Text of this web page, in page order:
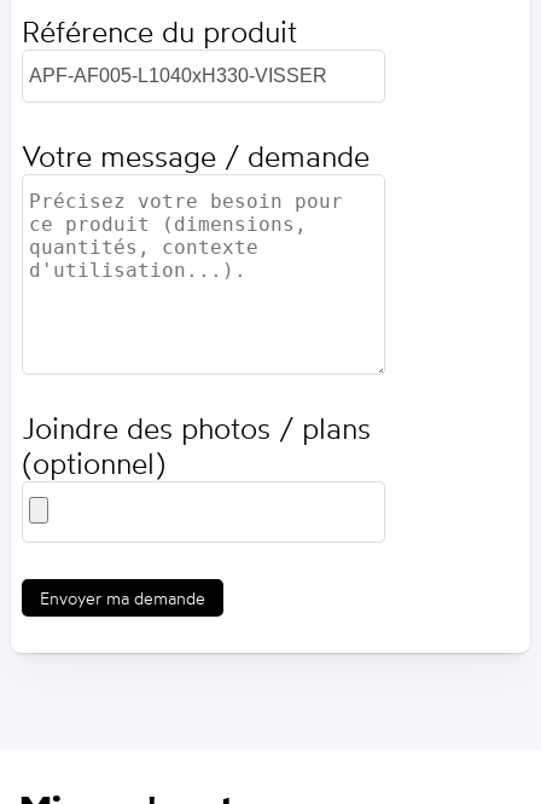
Référence du produit
Votre message / demande
Joindre des photos / plans
(optionnel)
Envoyer ma demande